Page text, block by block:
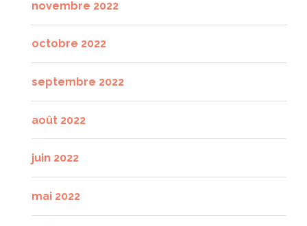
novembre 2022
octobre 2022
septembre 2022
août 2022
juin 2022
mai 2022